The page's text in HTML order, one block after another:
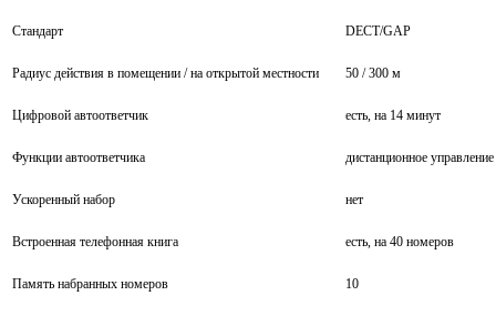
Стандарт DECT/GAP
Радиус действия в помещении / на открытой местности 50 / 300 м
Цифровой автоответчик есть, на 14 минут
Функции автоответчика дистанционное
Ускоренный набор нет
Встроенная телефонная книга есть, на 40 номеров
Память набранных номеров 10